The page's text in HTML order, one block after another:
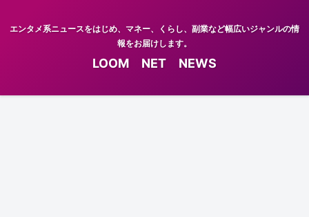
エンタメ系ニュースをはじめ、マネー、くらし、副業など幅広いジャンルの情
報をお届けします。
LOOM NET NEWS